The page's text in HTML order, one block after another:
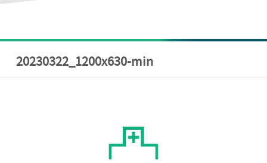
20230322_1200x630-min